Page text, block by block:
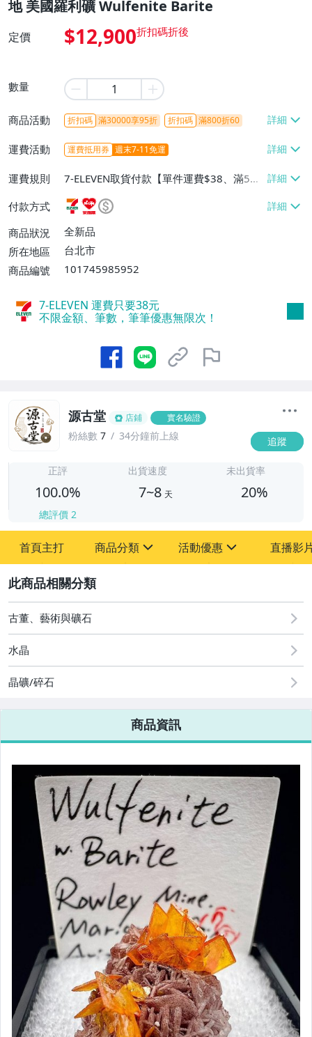
地 美國羅利礦 Wulfenite Barite
定價 $12,900
數量
商品活動 折扣碼 滿30000享95折 折扣碼 滿800折60
運費活動 運費抵用券 週末7-11免運
運費規則
7-ELEVEN取貨付款【單件運費$38、滿5件
或消費滿$1298免運費】、7-ELEVEN取貨
不付款【免運費】、萊爾富取貨付款【單件
運費$60、滿5件或消費滿$1298免運
費】、宅配/貨運【單件運費$120、滿5件
付款方式
商品狀況
全新品
所在地區
台北市
商品編號
101745985952
7-ELEVEN 運費只要38元
不限金額、筆數，筆筆優惠無限次！
源古堂 店鋪 實名驗證
粉絲數 7 34分鐘前上線 追蹤
正評
100.0%
總評價 2
出貨速度
7~8 天
未出貨率
20%
首頁主打 商品分類
其它
活動優惠
[全店] 周年慶
[全店] 粉絲專享
直播影
古董、藝術與礦石
水晶
晶礦/碎石
商品資訊